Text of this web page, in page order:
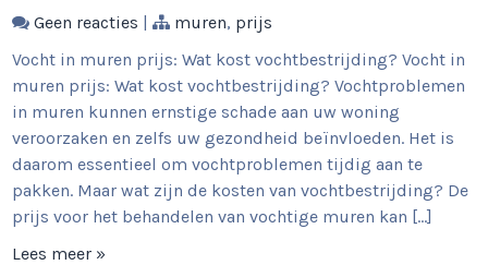
Geen reacties | muren, prijs
Vocht in muren prijs: Wat kost vochtbestrijding? Vocht in
muren prijs: Wat kost vochtbestrijding? Vochtproblemen
in muren kunnen ernstige schade aan uw woning
veroorzaken en zelfs uw gezondheid beïnvloeden. Het is
daarom essentieel om vochtproblemen tijdig aan te
pakken. Maar wat zijn de kosten van vochtbestrijding? De
prijs voor het behandelen van vochtige muren kan […]
Lees meer »